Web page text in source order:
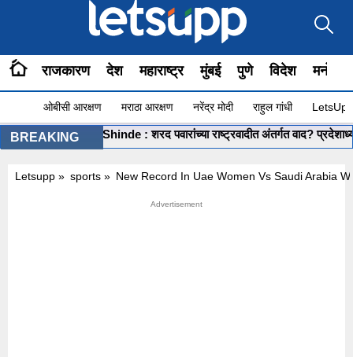
राजकारण देश महाराष्ट्र मुंबई पुणे विदेश
ओबीसी आरक्षण मराठा आरक्षण नरेंद्र मोदी राहुल गांधी
BREAKING
Shashikant Shinde : शरद पवारांच्या राष्ट्रवादीत अंतर्गत वाद? प्रदेशाध्यक्ष
Letsupp » sports » New Record In Uae Women Vs Saudi Arabia